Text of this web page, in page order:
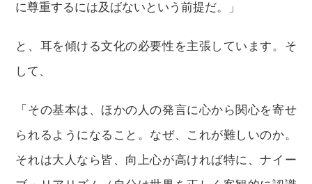
に尊重するには及ばないという前提だ。」
と、耳を傾ける文化の必要性を主張しています。そ
して、
「その基本は、ほかの人の発言に心から関心を寄せ
られるようになること。なぜ、これが難しいのか。
それは大人なら皆、向上心が高ければ特に、ナイー